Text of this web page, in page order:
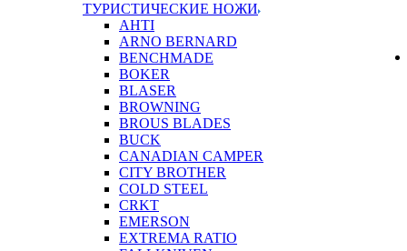
ТУРИСТИЧЕСКИЕ НОЖИ
AHTI
ARNO BERNARD
BENCHMADE
BOKER
BLASER
BROWNING
BROUS BLADES
BUCK
CANADIAN CAMPER
CITY BROTHER
COLD STEEL
CRKT
EMERSON
EXTREMA RATIO